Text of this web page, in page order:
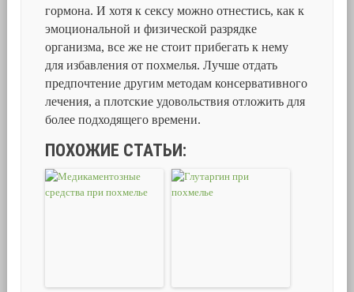
гормона. И хотя к сексу можно отнестись, как к
эмоциональной и физической разрядке
организма, все же не стоит прибегать к нему
для избавления от похмелья. Лучше отдать
предпочтение другим методам консервативного
лечения, а плотские удовольствия отложить для
более подходящего времени.
ПОХОЖИЕ СТАТЬИ: